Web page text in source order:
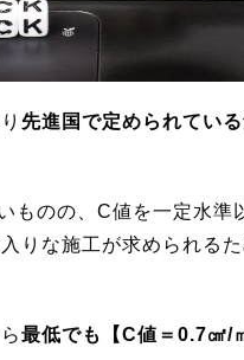
先進国で定められてい
ものの、C値を一定水
りな施工が求められる
最低でも【C値＝0.7㎠/